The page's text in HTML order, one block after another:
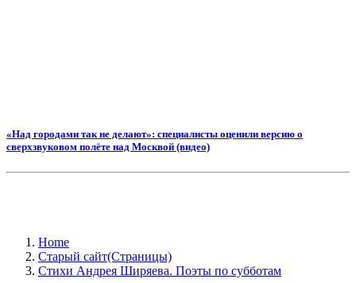
«Над городами так не делают»: специалисты оценили версию о
сверхзвуковом полёте над Москвой (видео)
Home
Старый сайт(Страницы)
Стихи Андрея Ширяева. Поэты по субботам